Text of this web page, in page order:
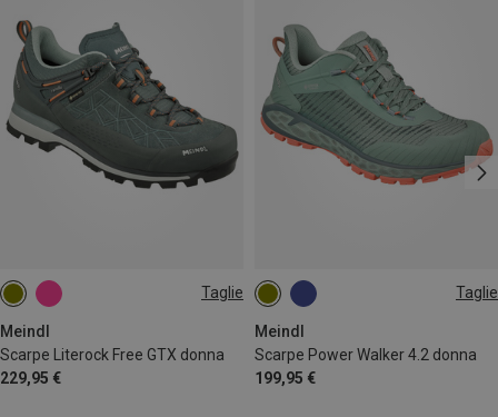
Taglie
Meindl
Scarpe Literock Free GTX donna
229,95 €
Taglie
Meindl
Scarpe Power Walker 4.2 donna
199,95 €